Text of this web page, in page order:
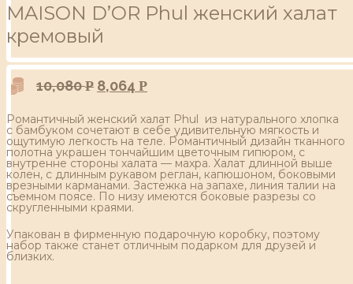
MAISON D’OR Phul женский халат
кремовый
10,080Р 8,064 Р
Романтичный женский халат Phul из натурального хлопка
с бамбуком сочетают в себе удивительную мягкость и
ощутимую легкость на теле. Романтичный дизайн тканного
полотна украшен тончайшим цветочным гипюром, с
внутренне стороны халата — махра. Халат длинной выше
колен, с длинным рукавом реглан, капюшоном, боковыми
врезными карманами. Застежка на запахе, линия талии на
съемном поясе. По низу имеются боковые разрезы со
скругленными краями.
Упакован в фирменную подарочную коробку, поэтому
набор также станет отличным подарком для друзей и
близких.